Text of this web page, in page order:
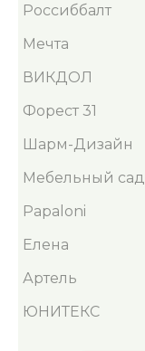
Россиббалт
Мечта
ВИКДОЛ
Форест 31
Шарм-Дизайн
Мебельный сад
Papaloni
Елена
Артель
ЮНИТЕКС